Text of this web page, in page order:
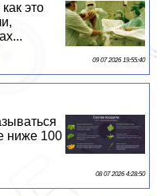
это
09 07 2026 19:55:40
ниже 100
08 07 2026 4:28:50